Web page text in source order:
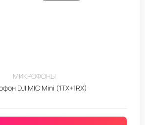
МИКРОФОНЫ
DJI MIC Mini (1TX+1RX)